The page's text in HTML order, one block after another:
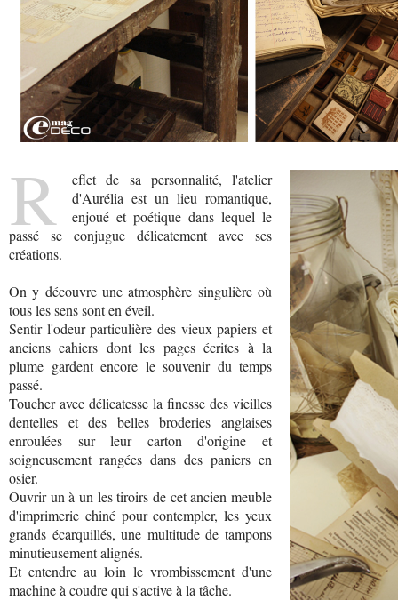
R
eflet de sa personnalité, l'atelier
d'Aurélia est un lieu romantique,
enjoué et poétique dans lequel le
passé se conjugue délicatement avec ses
créations.
On y découvre une atmosphère singulière où
tous les sens sont en éveil.
Sentir l'odeur particulière des vieux papiers et
anciens cahiers dont les pages écrites à la
plume gardent encore le souvenir du temps
passé.
Toucher avec délicatesse la finesse des vieilles
dentelles et des belles broderies anglaises
enroulées sur leur carton d'origine et
soigneusement rangées dans des paniers en
osier.
Ouvrir un à un les tiroirs de cet ancien meuble
d'imprimerie chiné pour contempler, les yeux
grands écarquillés, une multitude de tampons
minutieusement alignés.
Et entendre au loin le vrombissement d'une
machine à coudre qui s'active à la tâche.